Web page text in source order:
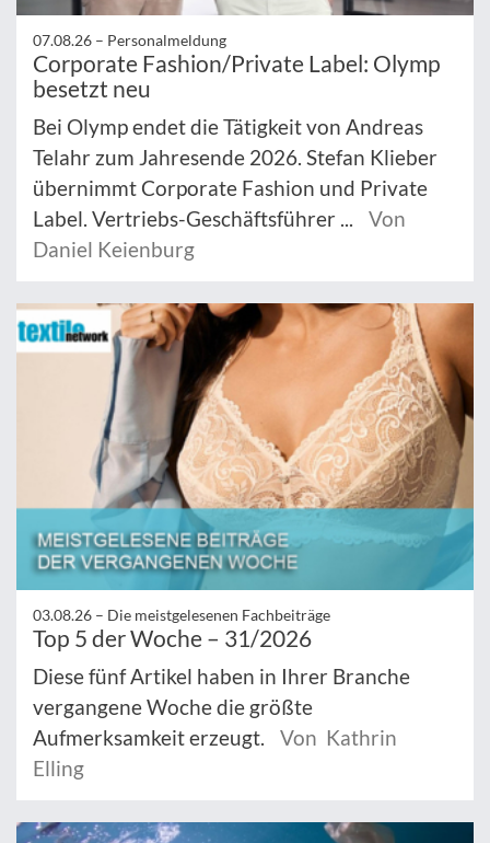
07.08.26 – Personalmeldung
Corporate Fashion/Private Label: Olymp
besetzt neu
Bei Olymp endet die Tätigkeit von Andreas
Telahr zum Jahresende 2026. Stefan Klieber
übernimmt Corporate Fashion und Private
Label. Vertriebs-Geschäftsführer ...
Von
Daniel Keienburg
03.08.26 – Die meistgelesenen Fachbeiträge
Top 5 der Woche – 31/2026
Diese fünf Artikel haben in Ihrer Branche
vergangene Woche die größte
Aufmerksamkeit erzeugt.
Von Kathrin
Elling